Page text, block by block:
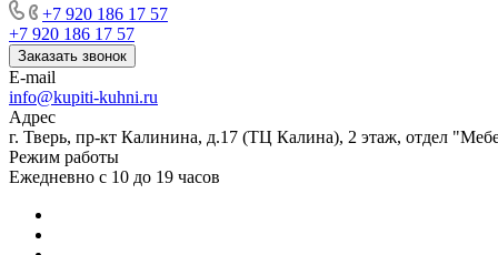
+7 920 186 17 57
+7 920 186 17 57
Заказать звонок
E-mail
info@kupiti-kuhni.ru
Адрес
г. Тверь, пр-кт Калинина, д.17 (ТЦ Калина), 2 этаж, отдел
Режим работы
Ежедневно с 10 до 19 часов